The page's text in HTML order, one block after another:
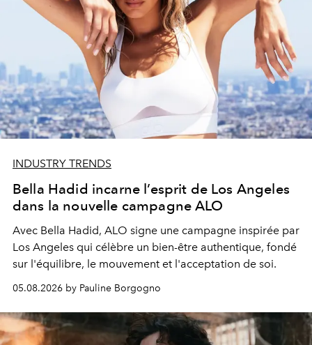
INDUSTRY TRENDS
Bella Hadid incarne l’esprit de Los Angeles
dans la nouvelle campagne ALO
Avec Bella Hadid, ALO signe une campagne inspirée par
Los Angeles qui célèbre un bien-être authentique, fondé
sur l'équilibre, le mouvement et l'acceptation de soi.
05.08.2026 by Pauline Borgogno